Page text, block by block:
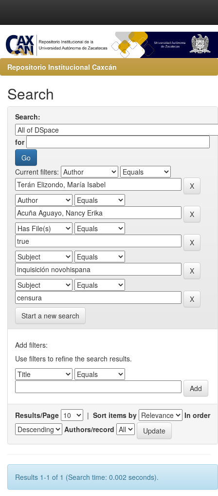
Repositorio Institucional Caxcán
Search
Search:
for
Current filters:
Start a new search
Add filters:
Use filters to refine the search results.
Results/Page | Sort items by
In order
Authors/record
Results 1-1 of 1 (Search time: 0.002 seconds).